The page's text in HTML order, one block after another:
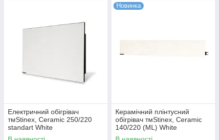
Електричний обігрівач
тмStinex, Ceramic 250/220
standart White
Новинка
Керамічний плінтусний
обігрівач тмStinex, Ceramic
140/220 (ML) White